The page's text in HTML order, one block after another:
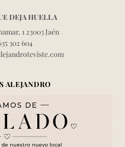
DEJA HUELLA
1 23003 Jaén
302 604
ALEJANDRO